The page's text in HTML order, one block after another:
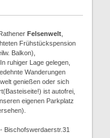
Felsenwelt
Frühstückspension
Balkon),
ruhiger Lage gelegen,
Wanderungen
genießen oder sich
ist autofrei,
eigenen Parkplatz
Bischofswerdaerstr.31